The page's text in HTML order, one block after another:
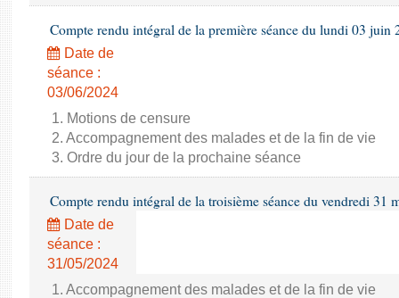
Compte rendu intégral de la première séance du lundi 03 juin
Date de
séance :
03/06/2024
1. Motions de censure
2. Accompagnement des malades et de la fin de vie
3. Ordre du jour de la prochaine séance
Compte rendu intégral de la troisième séance du vendredi 31
Date de
séance :
31/05/2024
1. Accompagnement des malades et de la fin de vie